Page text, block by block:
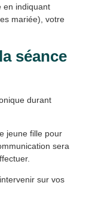
en indiquant
mariée), votre
séance
durant
jeune fille pour
sera
sur vos